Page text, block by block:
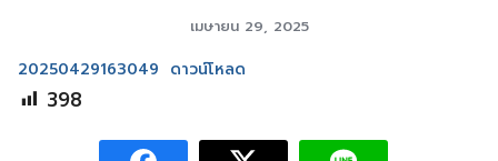
เมษายน 29, 2025
20250429163049 ดาวน์โหลด
398